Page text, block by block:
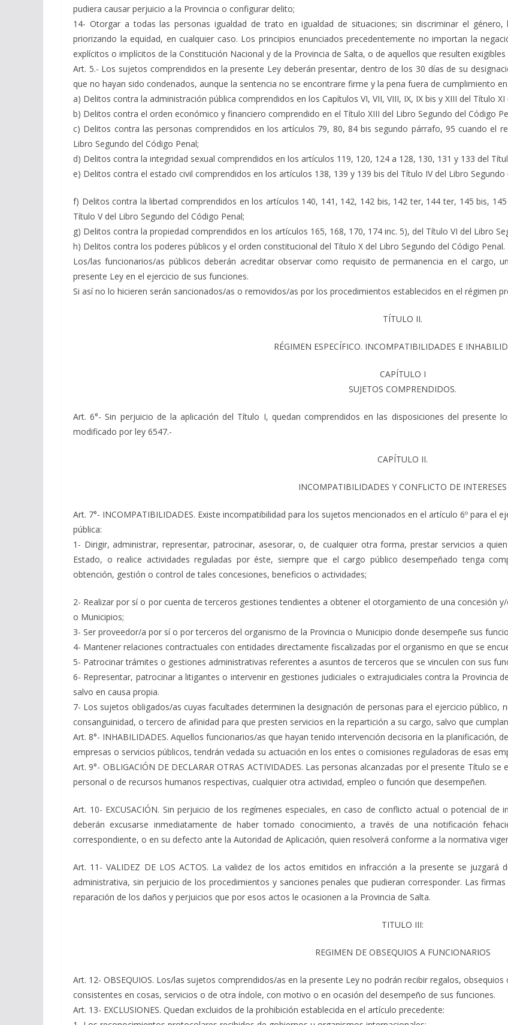
pudiera causar perjuicio a la Provincia o configurar delito;
14- Otorgar a todas las personas igualdad de trato en igualdad de situaciones; sin discriminar el
priorizando la equidad, en cualquier caso. Los principios enunciados precedentemente no importan la
explícitos o implícitos de la Constitución Nacional y de la Provincia de Salta, o de aquellos que resulten
Art. 5.- Los sujetos comprendidos en la presente Ley deberán presentar, dentro de los 30 días de su
que no hayan sido condenados, aunque la sentencia no se encontrare firme y la pena fuera de cumplimiento
a) Delitos contra la administración pública comprendidos en los Capítulos VI, VII, VIII, IX, IX bis y XIII del Título
b) Delitos contra el orden económico y financiero comprendido en el Título XIII del Libro Segundo del Código
c) Delitos contra las personas comprendidos en los artículos 79, 80, 84 bis segundo párrafo, 95 cuando el
Libro Segundo del Código Penal;
d) Delitos contra la integridad sexual comprendidos en los artículos 119, 120, 124 a 128, 130, 131 y 133 del
e) Delitos contra el estado civil comprendidos en los artículos 138, 139 y 139 bis del Título IV del Libro Segundo
f) Delitos contra la libertad comprendidos en los artículos 140, 141, 142, 142 bis, 142 ter, 144 ter, 145 bis,
Título V del Libro Segundo del Código Penal;
g) Delitos contra la propiedad comprendidos en los artículos 165, 168, 170, 174 inc. 5), del Título VI del Libro
h) Delitos contra los poderes públicos y el orden constitucional del Título X del Libro Segundo del Código Penal.
Los/las funcionarios/as públicos deberán acreditar observar como requisito de permanencia en el cargo,
presente Ley en el ejercicio de sus funciones.
Si así no lo hicieren serán sancionados/as o removidos/as por los procedimientos establecidos en el régimen
TÍTULO II.
RÉGIMEN ESPECÍFICO. INCOMPATIBILIDADES E
CAPÍTULO I
SUJETOS COMPRENDIDOS.
Art. 6°- Sin perjuicio de la aplicación del Título I, quedan comprendidos en las disposiciones del presente
modificado por ley 6547.-
CAPÍTULO II.
INCOMPATIBILIDADES Y CONFLICTO DE INTERESES
Art. 7°- INCOMPATIBILIDADES. Existe incompatibilidad para los sujetos mencionados en el artículo 6º para el
pública:
1- Dirigir, administrar, representar, patrocinar, asesorar, o, de cualquier otra forma, prestar servicios a
Estado, o realice actividades reguladas por éste, siempre que el cargo público desempeñado tenga
obtención, gestión o control de tales concesiones, beneficios o actividades;
2- Realizar por sí o por cuenta de terceros gestiones tendientes a obtener el otorgamiento de una concesión
o Municipios;
3- Ser proveedor/a por sí o por terceros del organismo de la Provincia o Municipio donde desempeñe sus
4- Mantener relaciones contractuales con entidades directamente fiscalizadas por el organismo en que se
5- Patrocinar trámites o gestiones administrativas referentes a asuntos de terceros que se vinculen con sus
6- Representar, patrocinar a litigantes o intervenir en gestiones judiciales o extrajudiciales contra la Provincia
salvo en causa propia.
7- Los sujetos obligados/as cuyas facultades determinen la designación de personas para el ejercicio público,
consanguinidad, o tercero de afinidad para que presten servicios en la repartición a su cargo, salvo que
Art. 8°- INHABILIDADES. Aquellos funcionarios/as que hayan tenido intervención decisoria en la planificación,
empresas o servicios públicos, tendrán vedada su actuación en los entes o comisiones reguladoras de esas
Art. 9°- OBLIGACIÓN DE DECLARAR OTRAS ACTIVIDADES. Las personas alcanzadas por el presente Título
personal o de recursos humanos respectivas, cualquier otra actividad, empleo o función que desempeñen.
Art. 10- EXCUSACIÓN. Sin perjuicio de los regímenes especiales, en caso de conflicto actual o potencial
deberán excusarse inmediatamente de haber tomado conocimiento, a través de una notificación
correspondiente, o en su defecto ante la Autoridad de Aplicación, quien resolverá conforme a la normativa
Art. 11- VALIDEZ DE LOS ACTOS. La validez de los actos emitidos en infracción a la presente se
administrativa, sin perjuicio de los procedimientos y sanciones penales que pudieran corresponder. Las
reparación de los daños y perjuicios que por esos actos le ocasionen a la Provincia de Salta.
TITULO III:
REGIMEN DE OBSEQUIOS A FUNCIONARIOS
Art. 12- OBSEQUIOS. Los/las sujetos comprendidos/as en la presente Ley no podrán recibir regalos, obsequios
consistentes en cosas, servicios o de otra índole, con motivo o en ocasión del desempeño de sus funciones.
Art. 13- EXCLUSIONES. Quedan excluidos de la prohibición establecida en el artículo precedente: